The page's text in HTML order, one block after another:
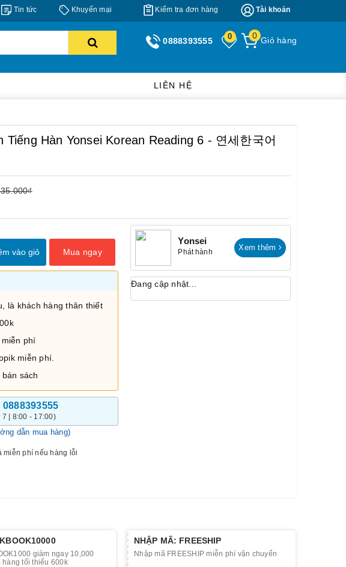
Tài khoản
Kiểm tra đơn hàng
Khuyến mại
Tin tức
Giỏ hàng
0
0
0888393555
LIÊN HỆ
Tiếng Hàn Yonsei Korean Reading 6 - 연세한국어
vào giỏ Mua ngay
là khách hàng thân thiết
phí
miễn phí.
sách
0888393555
| 8:00 - 17:00)
dẫn mua hàng)
miễn phí nếu hàng lỗi
Yonsei
Phát hành Xem thêm
Đang cập nhật...
giảm ngay 10,000
tối thiểu 600k
NHẬP MÃ: FREESHIP
Nhập mã FREESHIP miễn phí vận chuyển